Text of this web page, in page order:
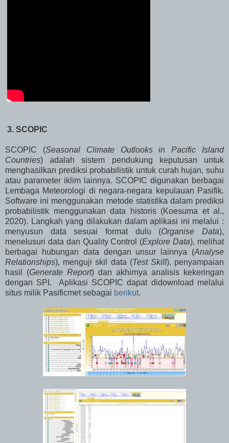
3. SCOPIC
SCOPIC (Seasonal Climate Outlooks in Pacific Island
Countries) adalah sistem pendukung keputusan untuk
menghasilkan prediksi probabilistik untuk curah hujan, suhu
atau parameter iklim lainnya. SCOPIC digunakan berbagai
Lembaga Meteorologi di negara-negara kepulauan Pasifik.
Software ini menggunakan metode statistika dalam prediksi
probabilistik menggunakan data historis (Koesuma et al.,
2020). Langkah yang dilakukan dalam aplikasi ini melalui :
menyusun data sesuai format dulu (Organise Data),
menelusuri data dan Quality Control (Explore Data), melihat
berbagai hubungan data dengan unsur lainnya (Analyse
Relationships), menguji skil data (Test Skill), penyampaian
hasil (Generate Report) dan akhirnya analisis kekeringan
dengan SPI. Aplikasi SCOPIC dapat didownload melalui
situs milik Pasificmet sebagai berikut.